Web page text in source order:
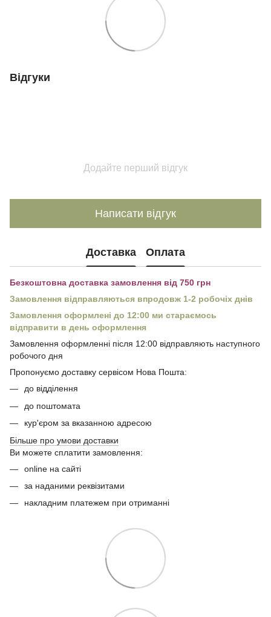
Відгуки
Додайте перший відгук
Написати відгук
Доставка Оплата
Безкоштовна доставка замовлення від 750 грн
Замовлення відправляються впродовж 1-2 робочіх днів
Замовлення оформлені до 12:00 ми стараємось
відправити в день оформлення
Замовлення оформленні після 12:00 відправляють наступного
робочого дня
Пропонуємо доставку сервісом Нова Пошта:
до відділення
до поштомата
кур'єром за вказанною адресою
Більше про умови доставки
Ви можете сплатити замовлення:
online на сайті
за наданими реквізитами
накладним платежем при отриманні